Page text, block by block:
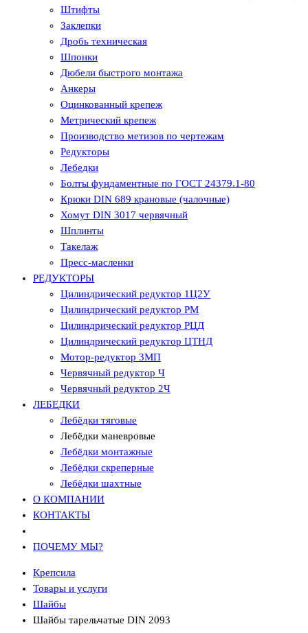
Штифты
Заклепки
Дробь техническая
Шпонки
Дюбели быстрого монтажа
Анкеры
Оцинкованный крепеж
Метрический крепеж
Производство метизов по чертежам
Редукторы
Лебедки
Болты фундаментные по ГОСТ 24379.1-80
Крюки DIN 689 крановые (чалочные)
Хомут DIN 3017 червячный
Шплинты
Такелаж
Пресс-масленки
РЕДУКТОРЫ
Цилиндрический редуктор 1Ц2У
Цилиндрический редуктор РМ
Цилиндрический редуктор РЦД
Цилиндрический редуктор ЦТНД
Мотор-редуктор 3МП
Червячный редуктор Ч
Червячный редуктор 2Ч
ЛЕБЕДКИ
Лебёдки тяговые
Лебёдки маневровые
Лебёдки монтажные
Лебёдки скреперные
Лебёдки шахтные
О КОМПАНИИ
КОНТАКТЫ
ПОЧЕМУ МЫ?
Крепсила
Товары и услуги
Шайбы
Шайбы тарельчатые DIN 2093